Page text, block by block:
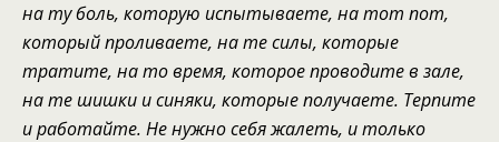
нату боль, которую испытываете, на тот пот,
который проливаете, на те силы, которые
тратите, на то время, котороепроводите в зале,
на те шишки и синяки, которые получаете. Терпите
и работайте. Не нужно себя жалеть, и только